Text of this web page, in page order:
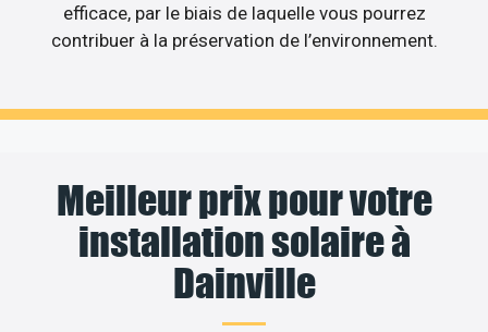
efficace, par le biais de laquelle vous pourrez
contribuer à la préservation de l’environnement.
Meilleur prix pour votre
installation solaire à
Dainville